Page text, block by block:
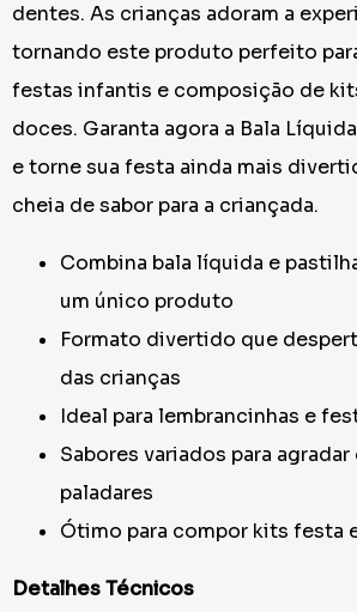
dentes. As crianças adoram a
tornando este produto perfeito
festas infantis e composição de
doces. Garanta agora a Bala
e torne sua festa ainda mais
cheia de sabor para a criançada.
Combina bala líquida e
um único produto
Formato divertido que
das crianças
Ideal para lembrancinhas e
Sabores variados para
paladares
Ótimo para compor kits festa
Detalhes Técnicos